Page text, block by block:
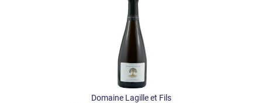
Domaine Lagille et Fils